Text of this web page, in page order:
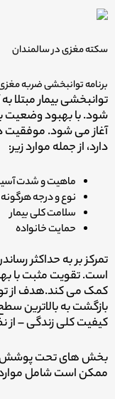
سکته مغزی در سالمندان
برنامه توانبخشی ضربه
توانبخشی بیمار مبتلا
شود. با بهبود وضعیت
آغاز می شود. موفقیت
دارد، از جمله موارد زیر:
ماهیت و شدت
نوع و درجه هرگونه
سلامت کلی بیمار
حمایت خانواده
تمرکز بر به حداکثر
است. تقویت مثبت با
کمک می کند.هدف از
بازگشت به بالاترین
کیفیت کلی زندگی –
بخش های تحت پوشش
ممکن است شامل موارد